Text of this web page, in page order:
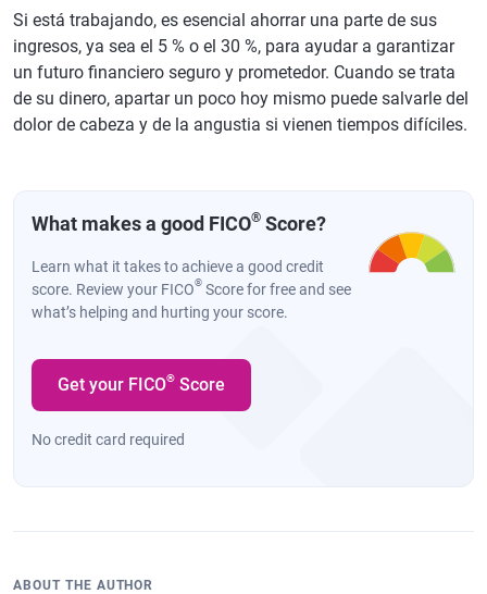
Si está trabajando, es esencial ahorrar una parte de sus
ingresos, ya sea el 5 % o el 30 %, para ayudar a garantizar
un futuro financiero seguro y prometedor. Cuando se trata
de su dinero, apartar un poco hoy mismo puede salvarle del
dolor de cabeza y de la angustia si vienen tiempos difíciles.
What makes a good FICO® Score?
Learn what it takes to achieve a good credit
score. Review your FICO® Score for free and see
what’s helping and hurting your score.
Get your FICO® Score
No credit card required
ABOUT THE AUTHOR